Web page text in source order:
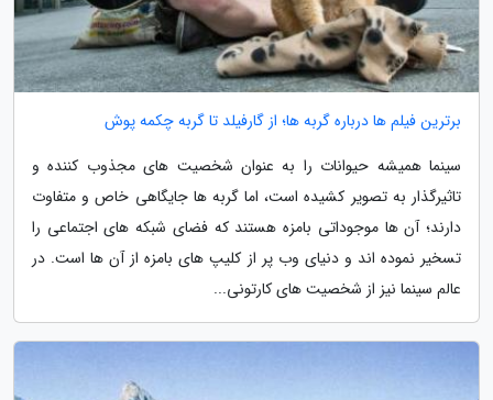
برترین فیلم ها درباره گربه ها؛ از گارفیلد تا گربه چکمه پوش
سینما همیشه حیوانات را به عنوان شخصیت های مجذوب کننده و
تاثیرگذار به تصویر کشیده است، اما گربه ها جایگاهی خاص و متفاوت
دارند؛ آن ها موجوداتی بامزه هستند که فضای شبکه های اجتماعی را
تسخیر نموده اند و دنیای وب پر از کلیپ های بامزه از آن ها است. در
عالم سینما نیز از شخصیت های کارتونی...